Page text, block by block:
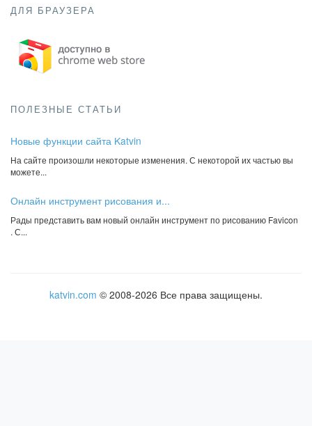
ДЛЯ БРАУЗЕРА
ПОЛЕЗНЫЕ СТАТЬИ
Новые функции сайта Katvin
На сайте произошли некоторые изменения. С некоторой их частью вы
можете...
Онлайн инструмент рисования и...
Рады представить вам новый онлайн инструмент по рисованию Favicon
. С...
katvin.com © 2008-2026 Все права защищены.